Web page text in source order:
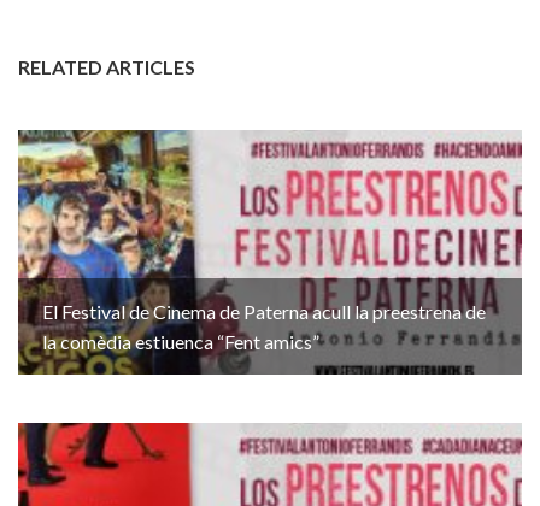
RELATED ARTICLES
El Festival de Cinema de Paterna acull la preestrena de
la comèdia estiuenca “Fent amics”